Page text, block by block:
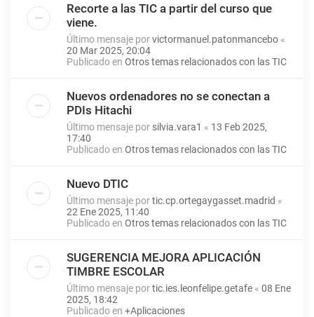
Recorte a las TIC a partir del curso que
viene.
Último mensaje porvictormanuel.patonmancebo «
20 Mar 2025, 20:04
Publicado en Otros temas relacionados con las TIC
Nuevos ordenadores no se conectan a
PDIs Hitachi
Último mensaje por silvia.vara1 « 13 Feb 2025,
17:40
Publicado en Otros temas relacionados con las TIC
Nuevo DTIC
Último mensaje portic.cp.ortegaygasset.madrid «
22 Ene 2025, 11:40
Publicado en Otros temas relacionados con las TIC
SUGERENCIA MEJORA APLICACIÓN
TIMBRE ESCOLAR
Último mensaje portic.ies.leonfelipe.getafe « 08 Ene
2025, 18:42
Publicado en +Aplicaciones